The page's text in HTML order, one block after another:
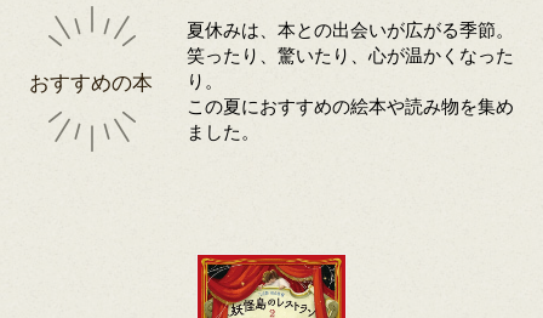
おすすめの本
夏休みは、本との出会いが広がる季節。
笑ったり、驚いたり、心が温かくなった
り。
この夏におすすめの絵本や読み物を集め
ました。